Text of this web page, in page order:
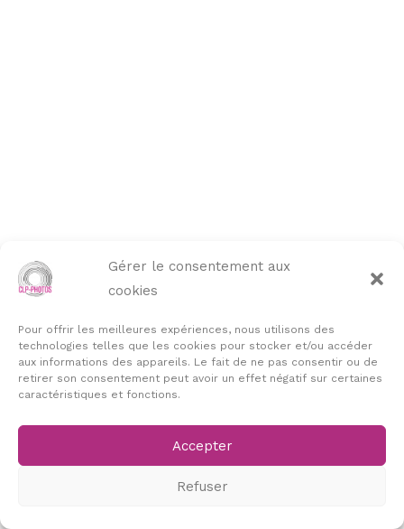
Gérer le consentement aux
cookies
Pour offrir les meilleures expériences, nous utilisons des
technologies telles que les cookies pour stocker et/ou accéder
aux informations des appareils. Le fait de ne pas consentir ou de
retirer son consentement peut avoir un effet négatif sur certaines
caractéristiques et fonctions.
Accepter
Refuser